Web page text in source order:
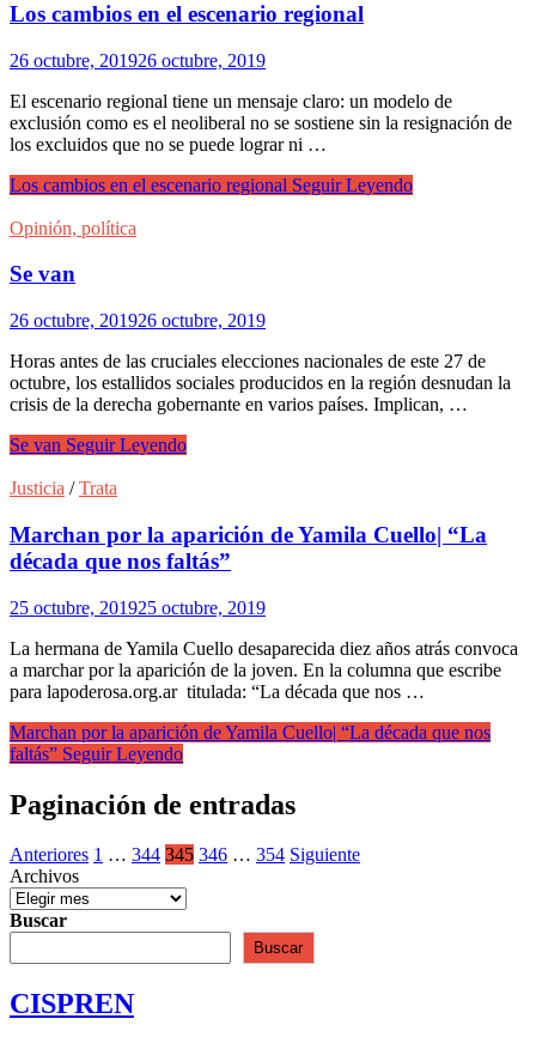
Los cambios en el escenario regional
26 octubre, 201926 octubre, 2019
El escenario regional tiene un mensaje claro: un modelo de
exclusión como es el neoliberal no se sostiene sin la resignación de
los excluidos que no se puede lograr ni …
Los cambios en el escenario regional Seguir Leyendo
Opinión, política
Se van
26 octubre, 201926 octubre, 2019
Horas antes de las cruciales elecciones nacionales de este 27 de
octubre, los estallidos sociales producidos en la región desnudan la
crisis de la derecha gobernante en varios países. Implican, …
Se van Seguir Leyendo
Justicia /Trata
Marchan por la aparición de Yamila Cuello| “La
década que nos faltás”
25 octubre, 201925 octubre, 2019
La hermana de Yamila Cuello desaparecida diez años atrás convoca
a marchar por la aparición de la joven. En la columna que escribe
para lapoderosa.org.ar titulada: “La década que nos …
Marchan por la aparición de Yamila Cuello| “La década que nos
faltás” Seguir Leyendo
Paginación de entradas
Anteriores 1 … 344 345 346 … 354 Siguiente
Archivos
Buscar
Buscar
CISPREN